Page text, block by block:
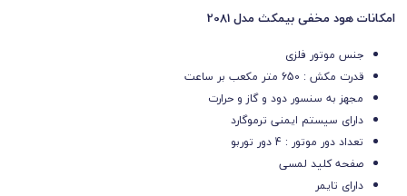
امکانات هود مخفی بیمکث مدل 2081
جنس موتور فلزی
قدرت مکش : 650 متر مکعب بر ساعت
مجهز به سنسور دود و گاز و حرارت
دارای سیستم ایمنی ترموگارد
تعداد دور موتور : 4 دور توربو
صفحه کلید لمسی
دارای تایمر